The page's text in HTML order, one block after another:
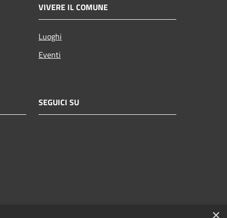
VIVERE IL COMUNE
Luoghi
Eventi
SEGUICI SU